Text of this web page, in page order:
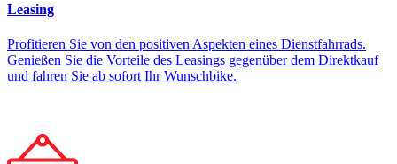
Leasing
Profitieren Sie von den positiven Aspekten eines Dienstfahrrads.
Genießen Sie die Vorteile des Leasings gegenüber dem Direktkauf
und fahren Sie ab sofort Ihr Wunschbike.